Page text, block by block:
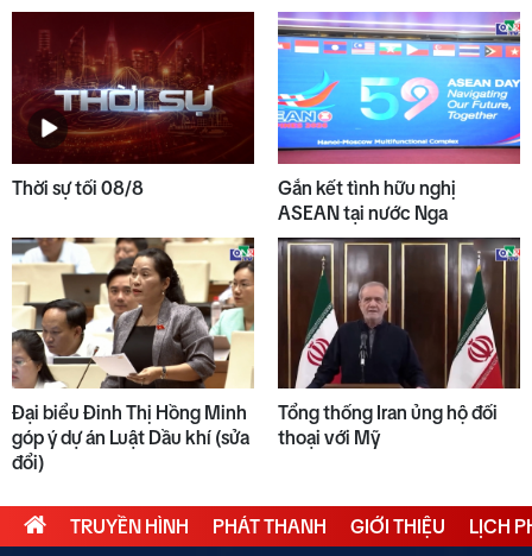
Thời sự tối 08/8
Gắn kết tình hữu nghị
ASEAN tại nước Nga
Đại biểu Đinh Thị Hồng Minh
góp ý dự án Luật Dầu khí (sửa
đổi)
Tổng thống Iran ủng hộ đối
thoại với Mỹ
TRUYỀN HÌNH PHÁT THANH GIỚI THIỆU LỊCH